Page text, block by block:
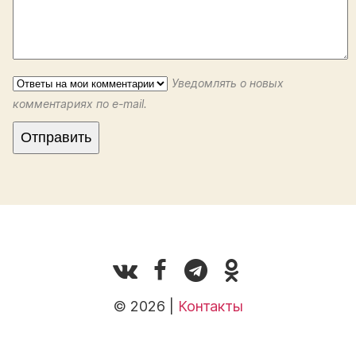
Уведомлять о новых
комментариях по e-mail.
© 2026 | Контакты